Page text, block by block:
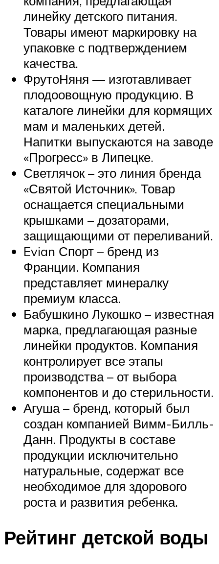
линейку детского питания.
Товары имеют маркировку на
упаковке с подтверждением
качества.
ФрутоНяня — изготавливает
плодоовощную продукцию. В
каталоге линейки для кормящих
мам и маленьких детей.
Напитки выпускаются на заводе
«Прогресс» в Липецке.
Светлячок – это линия бренда
«Святой Источник». Товар
оснащается специальными
крышками – дозаторами,
защищающими от переливаний.
Evian Спорт – бренд из
Франции. Компания
представляет минералку
премиум класса.
Бабушкино Лукошко – известная
марка, предлагающая разные
линейки продуктов. Компания
контролирует все этапы
производства – от выбора
компонентов и до стерильности.
Агуша – бренд, который был
создан компанией Вимм-Билль-
Данн. Продукты в составе
продукции исключительно
натуральные, содержат все
необходимое для здорового
роста и развития ребенка.
Рейтинг детской воды